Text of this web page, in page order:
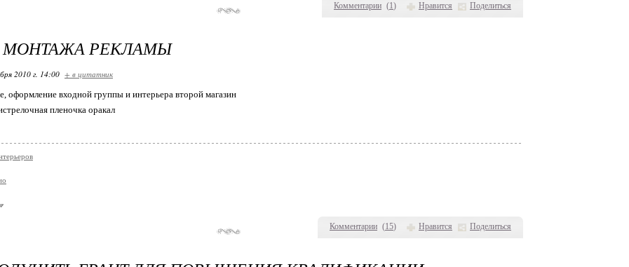
Комментарии (1) Нравится Поделиться
Комментарии (15) Нравится Поделиться
МОНТАЖА РЕКЛАМЫ
2010 г. 14:00 + в цитатник
оформление входной группы и интерьера второй магазин
пленочка оракал